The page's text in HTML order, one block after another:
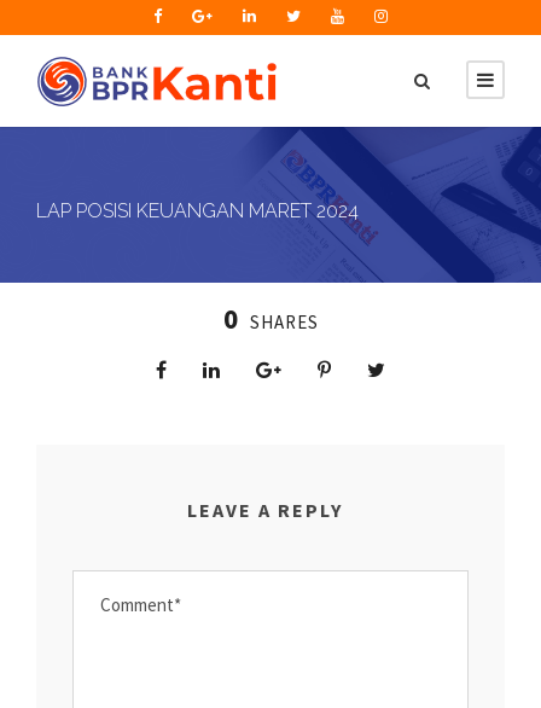
LAP POSISI KEUANGAN MARET 2024
0 SHARES
LEAVE A REPLY